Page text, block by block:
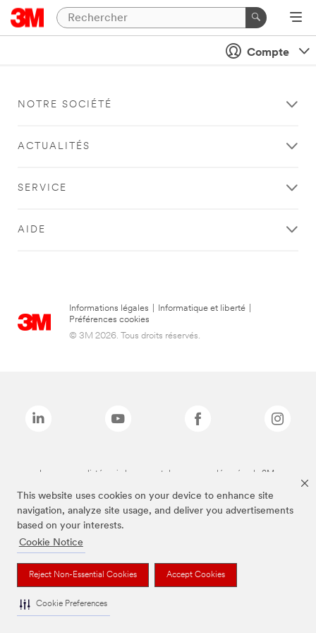
This website uses cookies on your device to enhance site
navigation, analyze site usage, and deliver you advertisements
based on your interests.
Cookie Notice
Reject Non-Essential Cookies Accept Cookies
Cookie Preferences
Compte
NOTRE SOCIÉTÉ
ACTUALITÉS
SERVICE
AIDE
Informations légales Informatique et liberté
Préférences cookies
© 3M 2026. Tous droits réservés.
Les marques listées ci-dessus sont des marques déposées de 3M.